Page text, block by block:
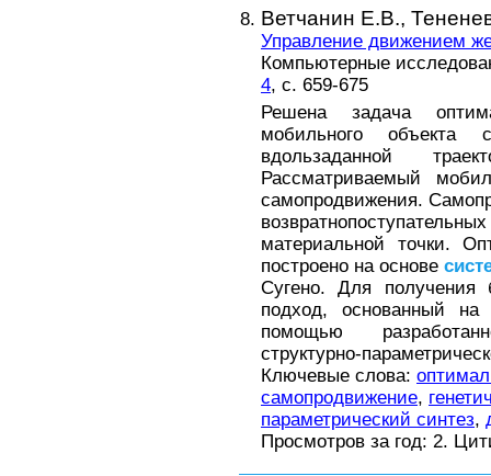
Ветчанин Е.В.,
Управление движением
Компьютерные
4, с. 659-675
Решена задача
мобильного объекта
вдользаданной
Рассматриваемый
самопродвижения.
материальной точки.
построено на основе
Сугено. Для
подход, основанный
помощью
структурно-
Ключевые слова:
самопродвижение,
параметрический синтез,
Просмотров за год: 2.